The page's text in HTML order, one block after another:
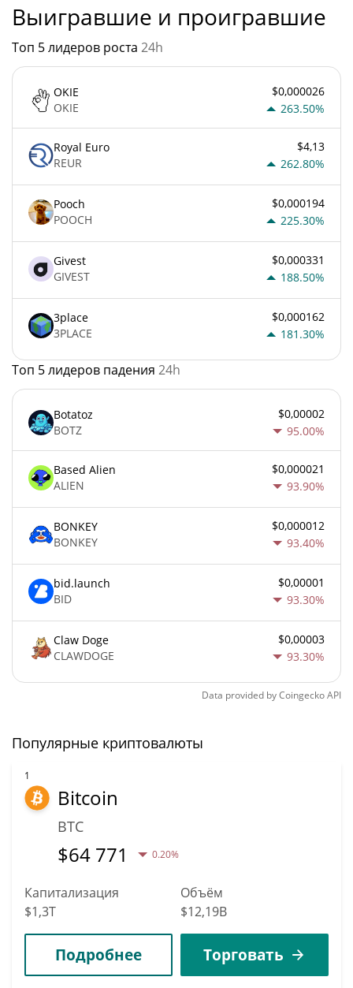
Выигравшие и проигравшие
Топ 5 лидеров роста 24h
OKIE
OKIE
$0,000026
263.50%
Royal Euro
REUR
$4,13
262.80%
Pooch
POOCH
$0,000194
225.30%
Givest
GIVEST
$0,000331
188.50%
3place
3PLACE
$0,000162
181.30%
Топ 5 лидеров падения 24h
Botatoz
BOTZ
$0,00002
95.00%
Based Alien
ALIEN
$0,000021
93.90%
BONKEY
BONKEY
$0,000012
93.40%
bid.launch
BID
$0,00001
93.30%
Claw Doge
CLAWDOGE
$0,00003
93.30%
Data provided byCoingeckoAPI
Популярные криптовалюты
1
Bitcoin
BTC
$64 771 0.20%
Капитализация
$1,3T
Объём
$12,19B
Подробнее Торговать